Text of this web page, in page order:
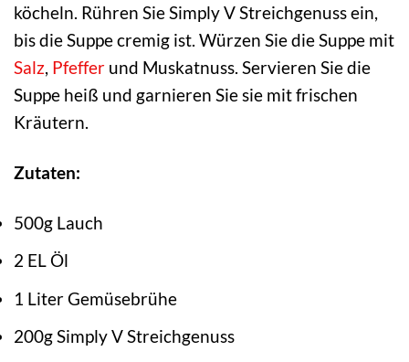
köcheln. Rühren Sie Simply V Streichgenuss ein,
bis die Suppe cremig ist. Würzen Sie die Suppe mit
Salz, Pfeffer und Muskatnuss. Servieren Sie die
Suppe heiß und garnieren Sie sie mit frischen
Kräutern.
Zutaten:
500g Lauch
2 EL Öl
1 Liter Gemüsebrühe
200g Simply V Streichgenuss